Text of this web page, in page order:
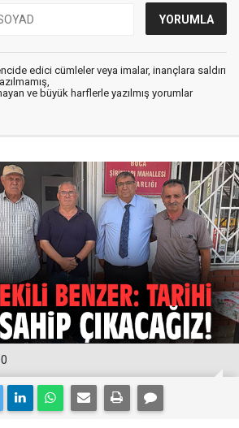
edici cümleler veya imalar, inançlara saldırı
ve büyük harflerle yazılmış yorumlar